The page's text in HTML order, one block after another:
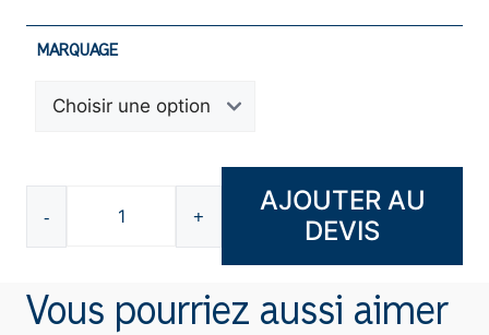
MARQUAGE
-
quantité
de
pour
+
AJOUTER AU
DEVIS
Vous pourriez aussi aimer